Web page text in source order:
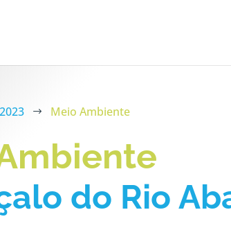
$ Meio Ambiente
do Rio